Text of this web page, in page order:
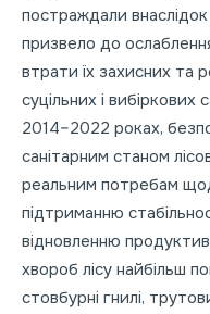
постраждали
призвело до
втрати їх захисних та
суцільних і
2014–2022 роках,
санітарним станом
реальним потребам
підтриманню
відновленню
хвороб лісу найбільш
стовбурні гнилі,